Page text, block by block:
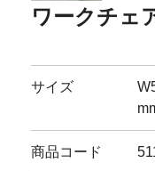
ワークチェ
サイズ
商品コード